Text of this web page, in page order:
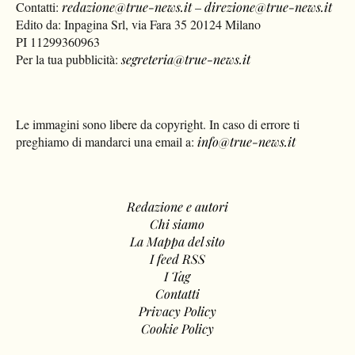
Contatti:redazione@true-news.it–direzione@true-news.it
Edito da: Inpagina Srl, via Fara 35 20124 Milano
PI 11299360963
Per la tua pubblicità:segreteria@true-news.it
Le immagini sono libere da copyright. In caso di errore ti
preghiamo di mandarci una email a: info@true-news.it
Redazione e autori
Chi siamo
La Mappa del sito
I feed RSS
I Tag
Contatti
Privacy Policy
Cookie Policy